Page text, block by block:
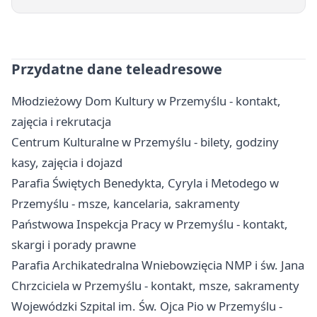
Przydatne dane teleadresowe
Młodzieżowy Dom Kultury w Przemyślu - kontakt,
zajęcia i rekrutacja
Centrum Kulturalne w Przemyślu - bilety, godziny
kasy, zajęcia i dojazd
Parafia Świętych Benedykta, Cyryla i Metodego w
Przemyślu - msze, kancelaria, sakramenty
Państwowa Inspekcja Pracy w Przemyślu - kontakt,
skargi i porady prawne
Parafia Archikatedralna Wniebowzięcia NMP i św. Jana
Chrzciciela w Przemyślu - kontakt, msze, sakramenty
Wojewódzki Szpital im. Św. Ojca Pio w Przemyślu -